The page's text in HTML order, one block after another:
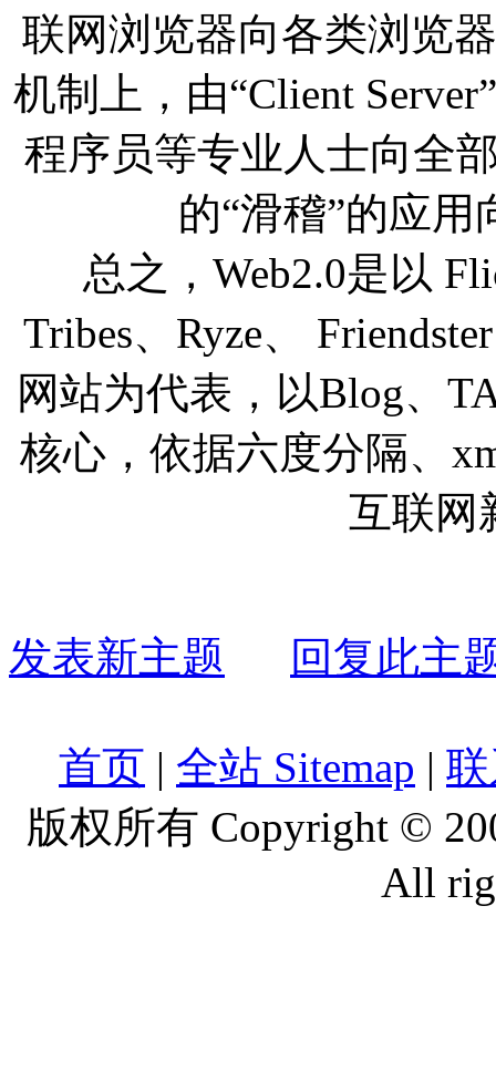
联网浏览器向各类浏览
机制上，由“Client
程序员等专业人士向全
的“滑稽”的应
总之，Web2.0是以
Tribes、Ryze、
网站为代表，以Blog、
核心，依据六度分隔、
互联网
发表新主题 回复此主
首页 | 全站 Sitemap |
版权所有 Copyright ©
All